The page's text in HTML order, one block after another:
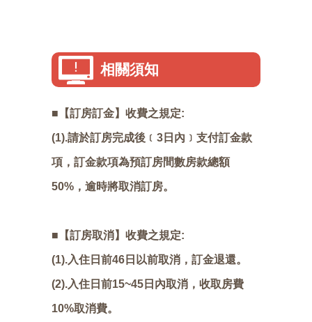
相關須知
■【訂房訂金】收費之規定:
(1).請於訂房完成後﹝3日內﹞支付訂金款
項，訂金款項為預訂房間數房款總額
50%，逾時將取消訂房。
■【訂房取消】收費之規定:
(1).入住日前46日以前取消，訂金退還。
(2).入住日前15~45日內取消，收取房費
10%取消費。